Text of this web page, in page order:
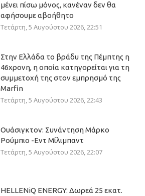
μένει πίσω μόνος, κανέναν δεν θα
αφήσουμε αβοήθητο
Τετάρτη, 5 Αυγούστου 2026, 22:51
Στην Ελλάδα το βράδυ της Πέμπτης η
46χρονη, η οποία κατηγορείται για τη
συμμετοχή της στον εμπρησμό της
Marfin
Τετάρτη, 5 Αυγούστου 2026, 22:43
Ουάσιγκτον: Συνάντηση Μάρκο
Ρούμπιο -Εντ Μίλιμπαντ
Τετάρτη, 5 Αυγούστου 2026, 22:07
HELLENiQ ENERGY: Δωρεά 25 εκατ.